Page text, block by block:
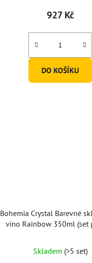
927 Kč
DO KOŠÍKU
Bohemia Crystal Barevné
víno Rainbow 350ml (set
hodnocení
Skladem (>5 set)